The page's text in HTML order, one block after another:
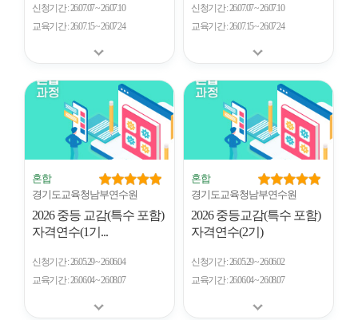
신청기간 26.07.07 ~ 26.07.10
교육기간 26.07.15 ~ 26.07.24
신청기간 26.07.07 ~ 26.07.10
교육기간 26.07.15 ~ 26.07.24
혼합
경기도교육청남부연수원
2026 중등 교감(특수 포함)
자격연수(1기...
신청기간 26.05.29 ~ 26.06.04
교육기간 26.06.04 ~ 26.08.07
혼합
경기도교육청남부연수원
2026 중등교감(특수 포함)
자격연수(2기)
신청기간 26.05.29 ~ 26.06.02
교육기간 26.06.04 ~ 26.08.07